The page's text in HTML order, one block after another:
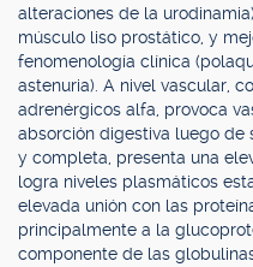
alteraciones de la
músculo liso prostático, y
fenomenología clínica
astenuria). A nivel vascular,
adrenérgicos alfa, provoca
absorción digestiva luego de
y completa, presenta una
logra niveles plasmáticos
elevada unión con las
principalmente a la
componente de las